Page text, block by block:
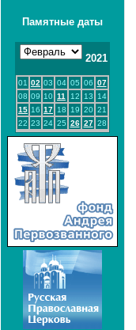
Памятные даты
2021
01 02 03 04 05 06 07
08 09 10 11 12 13
14
15 16 17 18 19 20 21
22 23 24 25 26 27 28